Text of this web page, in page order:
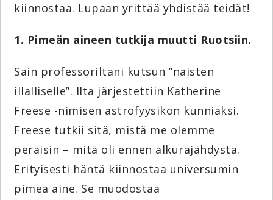
kiinnostaa. Lupaan yrittää yhdistää teidät!
1. Pimeän aineen tutkija muutti Ruotsiin.
Sain professoriltani kutsun ”naisten
illalliselle”. Ilta järjestettiin Katherine
Freese -nimisen astrofyysikon kunniaksi.
Freese tutkii sitä, mistä me olemme
peräisin – mitä oli ennen alkuräjähdystä.
Erityisesti häntä kiinnostaa universumin
pimeä aine. Se muodostaa